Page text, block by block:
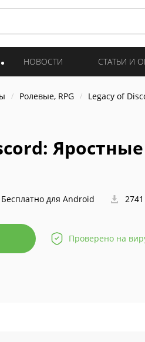
НОВОСТИ СТАТЬИ И
Ролевые, RPG Legacy of
Бесплатно для Android
Проверено на